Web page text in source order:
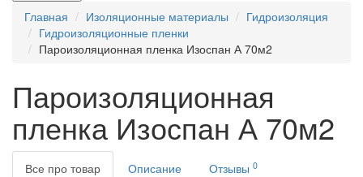
Главная
Изоляционные материалы
Гидроизоляция
Гидроизоляционные пленки
Пароизоляционная пленка Изоспан А 70м2
Пароизоляционная
пленка Изоспан А 70м2
Все про товар Описание Отзывы 0